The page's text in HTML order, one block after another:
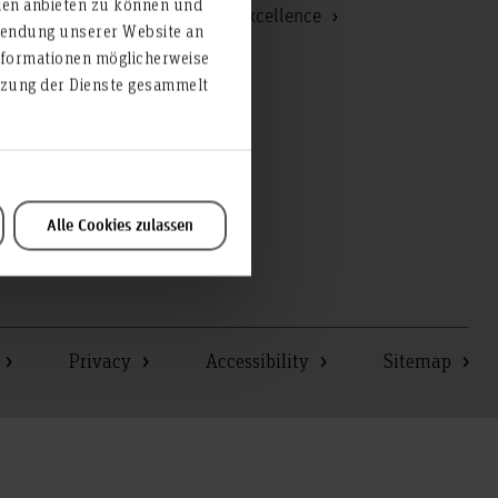
unserer Website an
möglicherweise
der Dienste gesammelt
Alle Cookies zulassen
Service Center for Teaching Excellence
Staff
Staff Council
University IT
Privacy Accessibility Sitemap